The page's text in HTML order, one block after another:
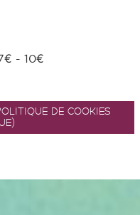
- 10€
DE COOKIES